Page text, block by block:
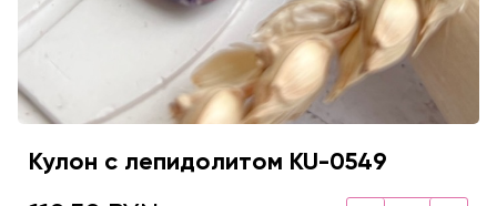
Кулон с лепидолитом KU-0549